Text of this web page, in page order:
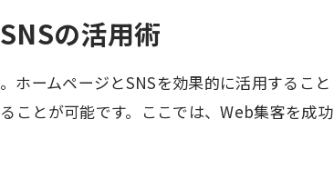
の活用術
ホームページとSNSを効果的に活用すること
ことが可能です。ここでは、Web集客を成功